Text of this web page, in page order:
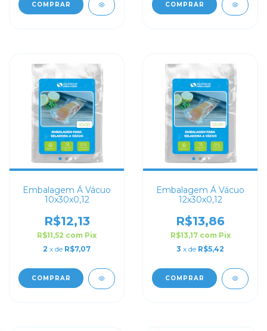
COMPRAR COMPRAR
Embalagem Á Vácuo
10x30x0,12
R$12,13
R$11,52 com Pix
2 x de R$7,07
COMPRAR
Embalagem Á Vácuo
12x30x0,12
R$13,86
R$13,17 com Pix
3 x de R$5,42
COMPRAR